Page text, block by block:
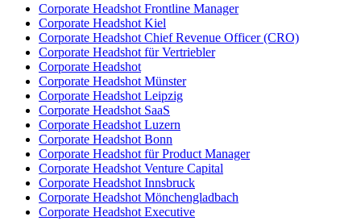
Corporate Headshot Frontline Manager
Corporate Headshot Kiel
Corporate Headshot Chief Revenue Officer (CRO)
Corporate Headshot für Vertriebler
Corporate Headshot
Corporate Headshot Münster
Corporate Headshot Leipzig
Corporate Headshot SaaS
Corporate Headshot Luzern
Corporate Headshot Bonn
Corporate Headshot für Product Manager
Corporate Headshot Venture Capital
Corporate Headshot Innsbruck
Corporate Headshot Mönchengladbach
Corporate Headshot Executive